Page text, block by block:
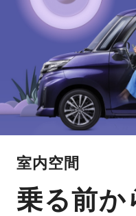
室内空間
乗る前か